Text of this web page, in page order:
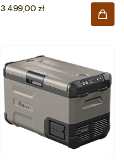
Cena
3 499,00 zł